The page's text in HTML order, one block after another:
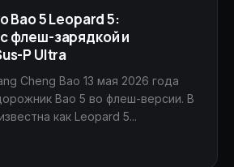
Bao 5 Leopard 5:
флеш-зарядкой и
P Ultra
Cheng Bao 13 мая 2026 года
Bao 5 во флеш-версии. В
как Leopard 5...